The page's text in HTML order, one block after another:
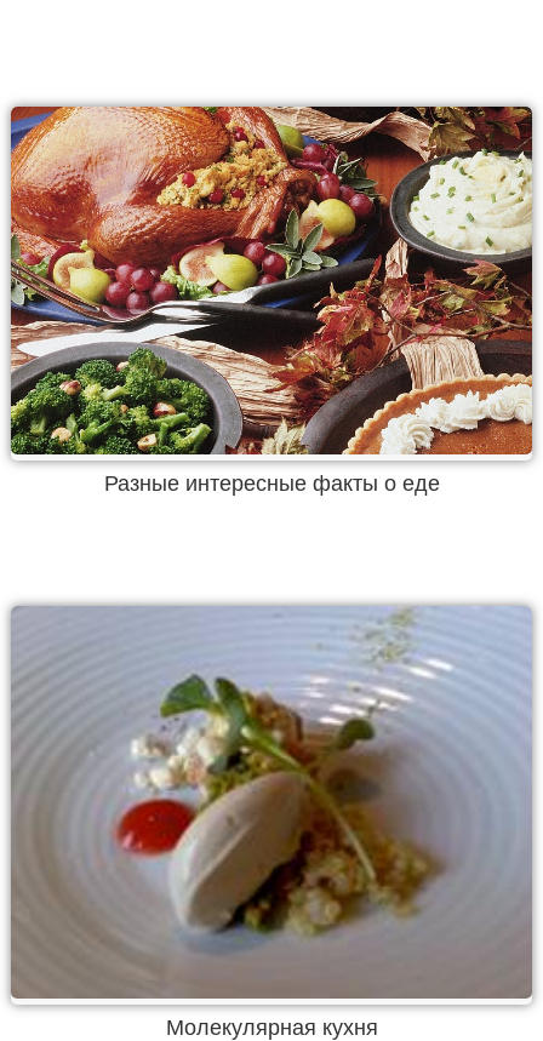
Разные интересные факты о еде
Молекулярная кухня